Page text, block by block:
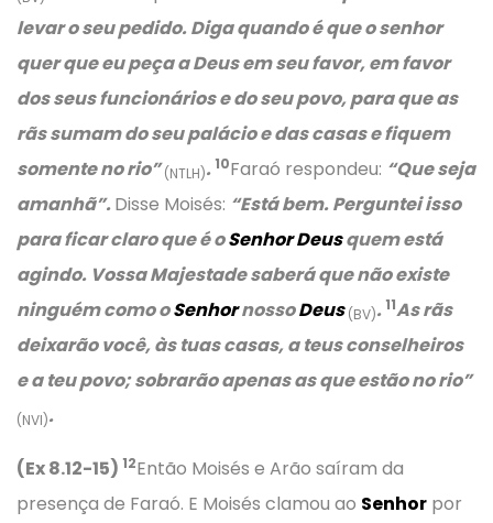
levar o seu pedido. Diga quando é que o senhor
quer que eu peça a Deus em seu favor, em favor
dos seus funcionários e do seu povo, para que as
rãs sumam do seu palácio e das casas e fiquem
somente no rio”(NTLH).10Faraó respondeu: “Que seja
amanhã”.Disse Moisés: “Está bem. Perguntei isso
para ficar claro que é oSenhor Deusquem está
agindo. Vossa Majestade saberá que não existe
ninguém como oSenhornossoDeus (BV).11As rãs
deixarão você, às tuas casas, a teus conselheiros
e a teu povo; sobrarão apenas as que estão no rio”
(NVI).
(Ex 8.12-15) 12Então Moisés e Arão saíram da
presença de Faraó. E Moisés clamou ao Senhor por